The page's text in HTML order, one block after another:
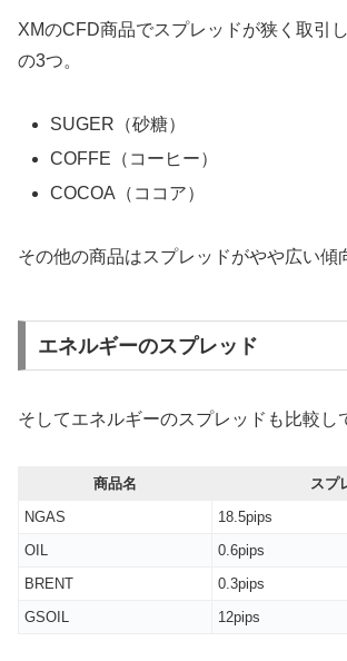
XMのCFD商品でスプレッドが狭く取引
の3つ。
SUGER（砂糖）
COFFE（コーヒー）
COCOA（ココア）
その他の商品はスプレッドがやや広い傾
エネルギーのスプレッド
そしてエネルギーのスプレッドも比較し
商品名
スプ
NGAS
18.5pips
OIL
0.6pips
BRENT
0.3pips
GSOIL
12pips